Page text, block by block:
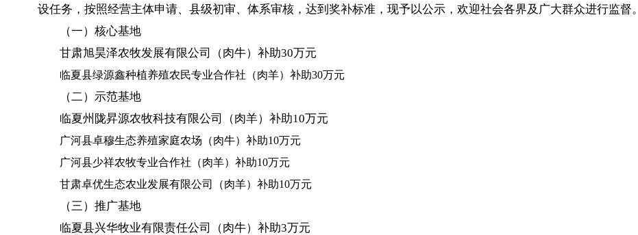
设任务，按照经营主体申请、县级初审、体系审核，达到奖补标准，现予以公示，欢迎社会各界及广大群众进行监督。
（一）核心基地
甘肃旭昊泽农牧发展有限公司（肉牛） 补助30万元
临夏县绿源鑫种植养殖农民专业合作社（肉羊）补助30万元
（二）示范基地
临夏州陇昇源农牧科技有限公司（肉羊） 补助10万元
广河县卓穆生态养殖家庭农场（肉牛）补助10万元
广河县少祥农牧专业合作社（肉羊）补助10万元
甘肃卓优生态农业发展有限公司（肉羊）补助10万元
（三）推广基地
临夏县兴华牧业有限责任公司（肉牛） 补助3万元